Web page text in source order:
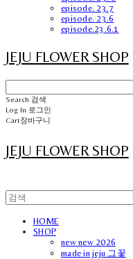
episode. 23.7
episode. 23.6
episode.23.6.1
JEJU FLOWER SHOP
Search 검색
Log In 로그인
Cart장바구니
JEJU FLOWER SHOP
HOME
SHOP
new new 2026
made in jeju 그꽃